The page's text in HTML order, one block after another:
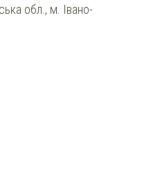
обл., м. Івано-